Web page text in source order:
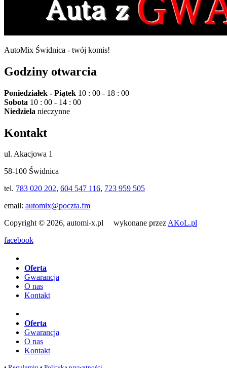
AutoMix Świdnica - twój komis!
Godziny otwarcia
Poniedziałek - Piątek 10 : 00 - 18 : 00
Sobota 10 : 00 - 14 : 00
Niedziela nieczynne
Kontakt
ul. Akacjowa 1
58-100 Świdnica
tel. 783 020 202, 604 547 116, 723 959 505
email: automix@poczta.fm
Copyright © 2026, automi-x.pl wykonane przezAKoL.pl
facebook
Oferta
Gwarancja
O nas
Kontakt
Oferta
Gwarancja
O nas
Kontakt